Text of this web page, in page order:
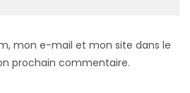
mon e-mail et mon site dans le
prochain commentaire.